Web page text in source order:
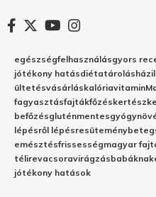
egészségfelhasználásgyors
jótékony hatásdiétatárolás
ültetésvásárláskalóriavitamin
fagyasztásfajtákfőzés
befőzésgluténmentes
lépésről lépésresütemény
emésztésfrissességmagyar
télirevacsoravirágzásbabáknak
jótékony hatások